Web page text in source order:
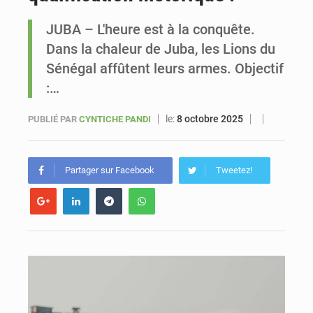
Sénégal : Ousmane Diagne prêtera serment le 11 août comme président du Conseil constitutionnel
JUBA – L'heure est à la conquête.
Dans la chaleur de Juba, les Lions du
Sénégal affûtent leurs armes. Objectif
:…
PUBLIÉ PAR CYNTICHE PANDI le:8 octobre 2025
Partager sur Facebook Tweetez!